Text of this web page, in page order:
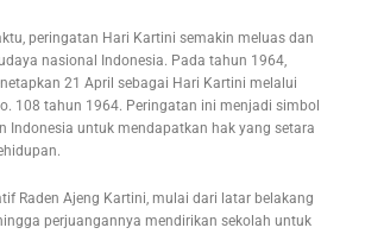
peringatan Hari Kartini semakin meluas dan
nasional Indonesia. Pada tahun 1964,
21 April sebagai Hari Kartini melalui
108 tahun 1964. Peringatan ini menjadi simbol
Indonesia untuk mendapatkan hak yang setara
Raden Ajeng Kartini, mulai dari latar belakang
perjuangannya mendirikan sekolah untuk